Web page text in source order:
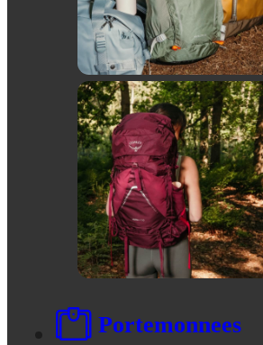
Portemonnees